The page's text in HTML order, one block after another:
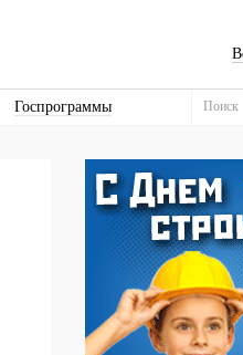
Госпрограммы